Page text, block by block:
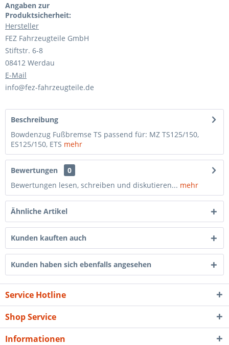
Angaben zur
Produktsicherheit:
Hersteller
FEZ Fahrzeugteile GmbH
Stiftstr. 6-8
08412 Werdau
E-Mail
info@fez-fahrzeugteile.de
Beschreibung
Bowdenzug Fußbremse TS passend für: MZ TS125/150,
ES125/150, ETS mehr
Bewertungen
0
Bewertungen lesen, schreiben und diskutieren... mehr
Ähnliche Artikel
Kunden kauften auch
Kunden haben sich ebenfalls angesehen
Service Hotline
Shop Service
Informationen